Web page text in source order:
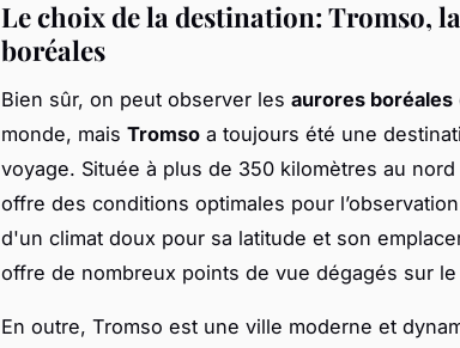
Le choix de la destination: Tromso,
boréales
Bien sûr, on peut observer les aurores boréales
monde, mais Tromso a toujours été une
voyage. Située à plus de 350 kilomètres au
offre des conditions optimales pour
d'un climat doux pour sa latitude et son
offre de nombreux points de vue dégagés sur
En outre, Tromso est une ville moderne et